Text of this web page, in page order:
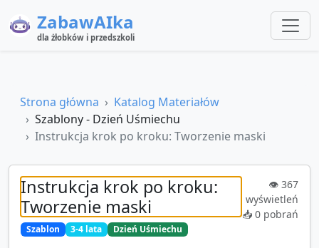
ZabawAIka
dla żłobków i przedszkoli
Strona główna
Katalog Materiałów
Szablony - Dzień Uśmiechu
Instrukcja krok po kroku: Tworzenie maski
Instrukcja krok po kroku:
Tworzenie maski
Szablon 3-4 lata Dzień Uśmiechu
👁️ 367
wyświetleń
📥 0 pobrań